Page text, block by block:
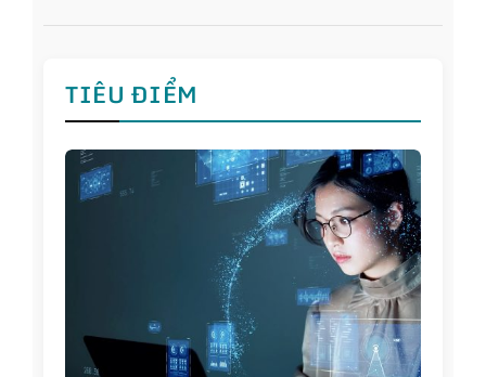
TIÊU ĐIỂM